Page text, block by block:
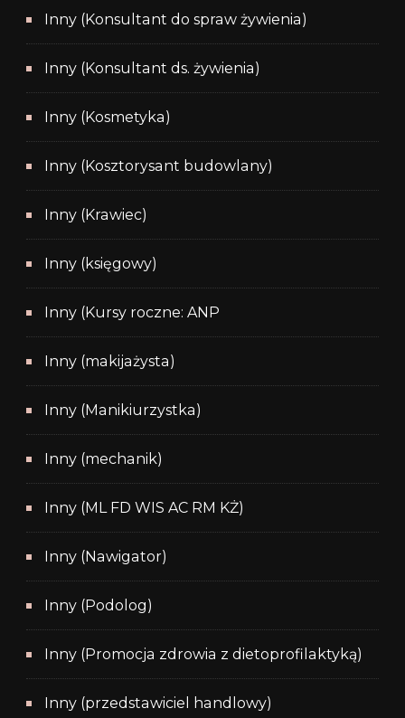
Inny (Konsultant do spraw żywienia)
Inny (Konsultant ds. żywienia)
Inny (Kosmetyka)
Inny (Kosztorysant budowlany)
Inny (Krawiec)
Inny (księgowy)
Inny (Kursy roczne: ANP
Inny (makijażysta)
Inny (Manikiurzystka)
Inny (mechanik)
Inny (ML FD WIS AC RM KŻ)
Inny (Nawigator)
Inny (Podolog)
Inny (Promocja zdrowia z dietoprofilaktyką)
Inny (przedstawiciel handlowy)